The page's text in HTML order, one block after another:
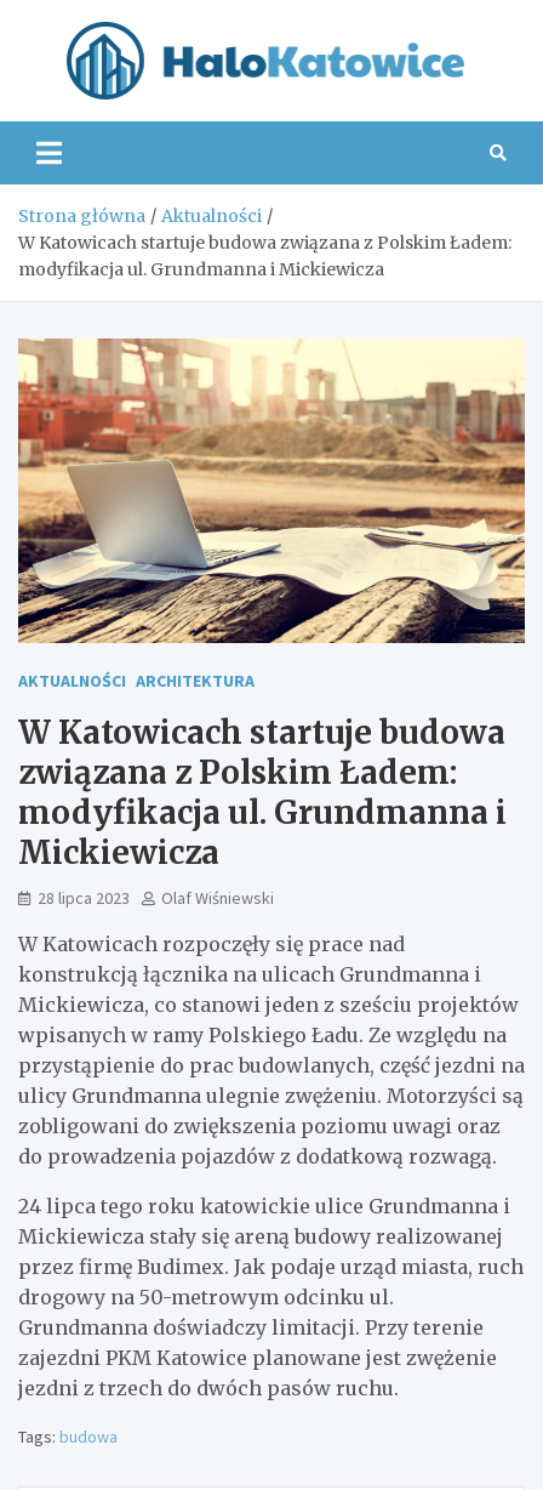
Strona główna
Aktualności
W Katowicach startuje budowa związana z Polskim Ładem:
modyfikacja ul. Grundmanna i Mickiewicza
AKTUALNOŚCI ARCHITEKTURA
W Katowicach startuje budowa
związana z Polskim Ładem:
modyfikacja ul. Grundmanna i
Mickiewicza
28 lipca 2023 Olaf Wiśniewski
W Katowicach rozpoczęły się prace nad
konstrukcją łącznika na ulicach Grundmanna i
Mickiewicza, co stanowi jeden z sześciu projektów
wpisanych w ramy Polskiego Ładu. Ze względu na
przystąpienie do prac budowlanych, część jezdni na
ulicy Grundmanna ulegnie zwężeniu. Motorzyści są
zobligowani do zwiększenia poziomu uwagi oraz
do prowadzenia pojazdów z dodatkową rozwagą.
24 lipca tego roku katowickie ulice Grundmanna i
Mickiewicza stały się areną budowy realizowanej
przez firmę Budimex. Jak podaje urząd miasta, ruch
drogowy na 50-metrowym odcinku ul.
Grundmanna doświadczy limitacji. Przy terenie
zajezdni PKM Katowice planowane jest zwężenie
jezdni z trzech do dwóch pasów ruchu.
Tags: budowa